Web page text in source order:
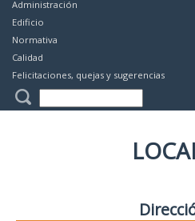
Administración
Edificio
Normativa
Calidad
Felicitaciones, quejas y sugerencias